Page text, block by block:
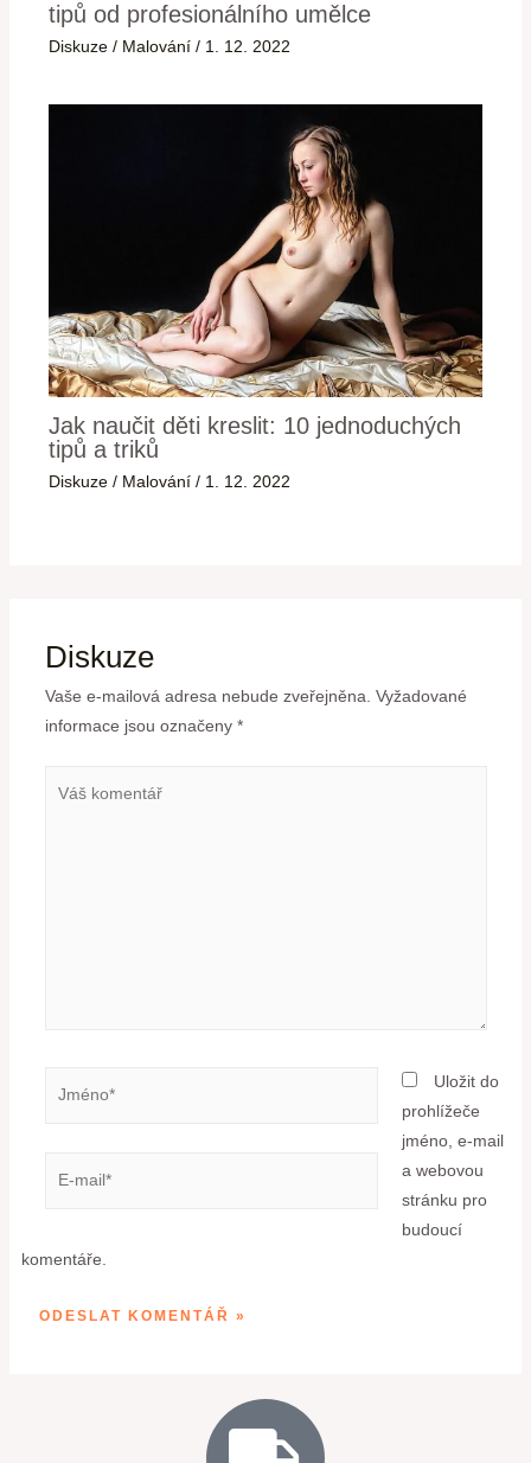
tipů od profesionálního umělce
Diskuze / Malování / 1. 12. 2022
Jak naučit děti kreslit: 10 jednoduchých
tipů a triků
Diskuze / Malování / 1. 12. 2022
Diskuze
Vaše e-mailová adresa nebude zveřejněna. Vyžadované
informace jsou označeny *
Uložit do
prohlížeče
jméno, e-mail
a webovou
stránku pro
budoucí
komentáře.